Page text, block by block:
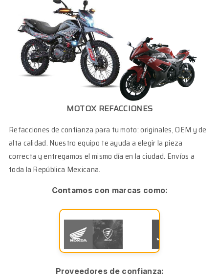
MOTOX REFACCIONES
Refacciones de confianza para tu moto: originales, OEM y de
alta calidad. Nuestro equipo te ayuda a elegir la pieza
correcta y entregamos el mismo día en la ciudad. Envíos a
toda la República Mexicana.
Contamos con marcas como:
Proveedores de confianza: